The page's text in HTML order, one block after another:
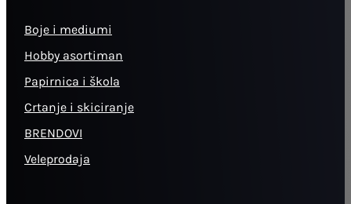
Boje i mediumi
Hobby asortiman
Papirnica i škola
Crtanje i skiciranje
BRENDOVI
Veleprodaja